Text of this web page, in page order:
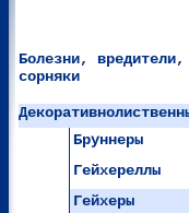
Болезни, вредители,
сорняки
Бруннеры
Гейхереллы
Гейхеры